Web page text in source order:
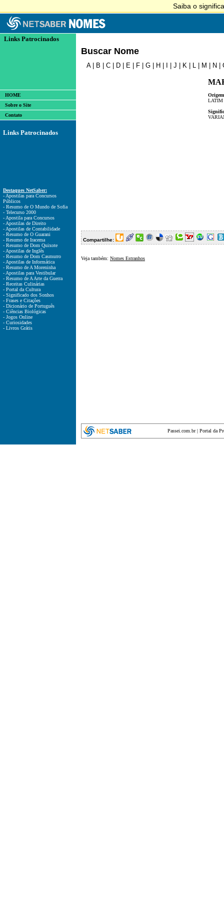
Links Patrocinados
HOME
Sobre o Site
Contato
Links Patrocinados
Destaques NetSaber:
- Apostilas para Concursos
Públicos
- Resumo de O Mundo de Sofia
- Telecurso 2000
- Apostila para Concursos
- Apostilas de Direito
- Apostilas de Contabilidade
- Resumo de O Guarani
- Resumo de Iracema
- Resumo de Dom Quixote
- Apostilas de Inglês
- Resumo de Dom Casmurro
- Apostilas de Informática
- Resumo de A Moreninha
- Apostilas para Vestibular
- Resumo de A Arte da Guerra
- Receitas Culinárias
- Portal da Cultura
- Significado dos Sonhos
- Frases e Citações
- Dicionário de Português
- Ciências Biológicas
- Jogos Online
- Curiosidades
- Livros Grátis
Buscar Nome
A| B C D E F G H J K L M N
LATIM
Compartilhe:
Veja também: Nomes Estranhos
Passei.com.br| Portal da